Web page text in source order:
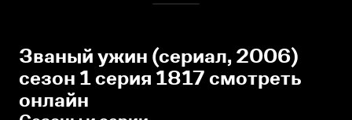
Званый ужин (сериал, 2006)
сезон 1 серия 1817 смотреть
онлайн